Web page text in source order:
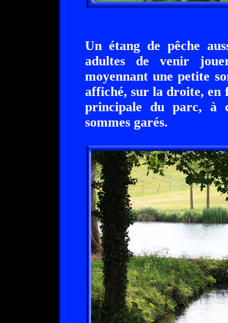
Un étang de pêche
adultes de venir
moyennant une petite
affiché, sur la droite, en
principale du parc, à
sommes garés.